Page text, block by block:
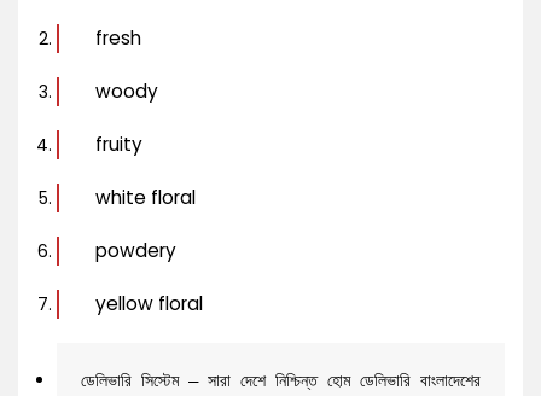
fresh
woody
fruity
white floral
powdery
yellow floral
ডেলিভারি সিস্টেম – সারা দেশে নিশ্চিন্ত হোম ডেলিভারি বাংলাদেশের